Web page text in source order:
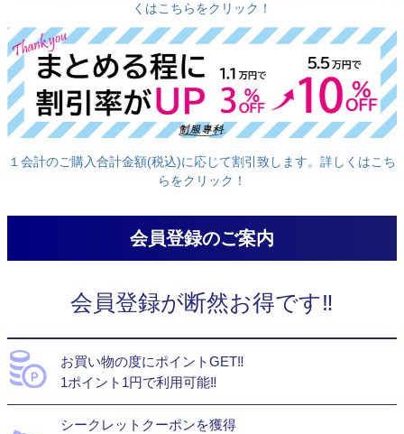
くはこちらをクリック！
１会計のご購入合計金額(税込)に応じて割引致します。詳しくはこち
らをクリック！
会員登録のご案内
会員登録が断然お得です‼
お買い物の度にポイントGET‼
1ポイント1円で利用可能‼
シークレットクーポンを獲得